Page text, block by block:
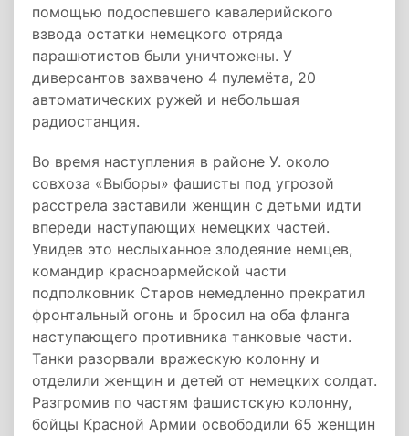
помощью подоспевшего кавалерийского
взвода остатки немецкого отряда
парашютистов были уничтожены. У
диверсантов захвачено 4 пулемёта, 20
автоматических ружей и небольшая
радиостанция.
Во время наступления в районе У. около
совхоза «Выборы» фашисты под угрозой
расстрела заставили женщин с детьми идти
впереди наступающих немецких частей.
Увидев это неслыханное злодеяние немцев,
командир красноармейской части
подполковник Старов немедленно прекратил
фронтальный огонь и бросил на оба фланга
наступающего противника танковые части.
Танки разорвали вражескую колонну и
отделили женщин и детей от немецких солдат.
Разгромив по частям фашистскую колонну,
бойцы Красной Армии освободили 65 женщин